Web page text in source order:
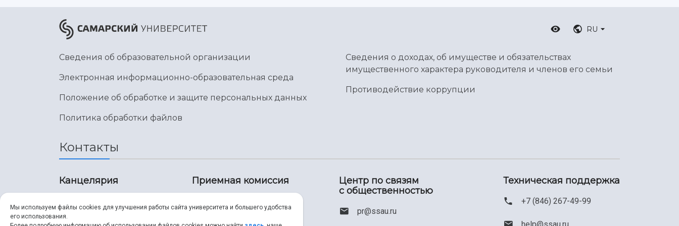
RU
Сведения об образовательной организации
Электронная информационно-образовательная среда
Положение об обработке и защите персональных данных
Политика обработки файлов
Сведения о доходах, об имуществе и обязательствах
имущественного характера руководителя и членов его семьи
Противодействие коррупции
Контакты
Канцелярия Приемная комиссия
Центр по связям
с общественностью
pr@ssau.ru
Техническая поддержка
+7 (846) 267-49-99
Мы используем файлы cookies для улучшения работы сайта университета и большего удобства
его использования.